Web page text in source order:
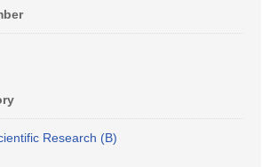
Research (B)